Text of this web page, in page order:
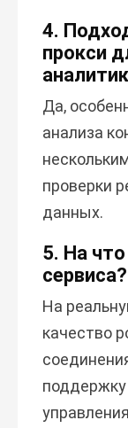
4.
прокси
Да,
анализа
проверки
данных.
5. На
сервиса?
На
качество
поддержку